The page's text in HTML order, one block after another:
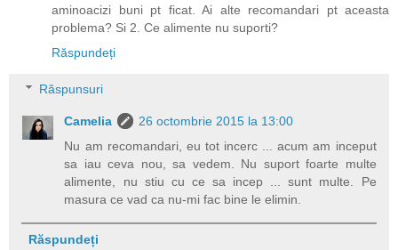
aminoacizi buni pt ficat. Ai alte recomandari pt aceasta
problema? Si 2. Ce alimente nu suporti?
Răspundeți
Răspunsuri
Camelia
26 octombrie 2015 la 13:00
Nu am recomandari, eu tot incerc ... acum am inceput
sa iau ceva nou, sa vedem. Nu suport foarte multe
alimente, nu stiu cu ce sa incep ... sunt multe. Pe
masura ce vad ca nu-mi fac bine le elimin.
Răspundeți